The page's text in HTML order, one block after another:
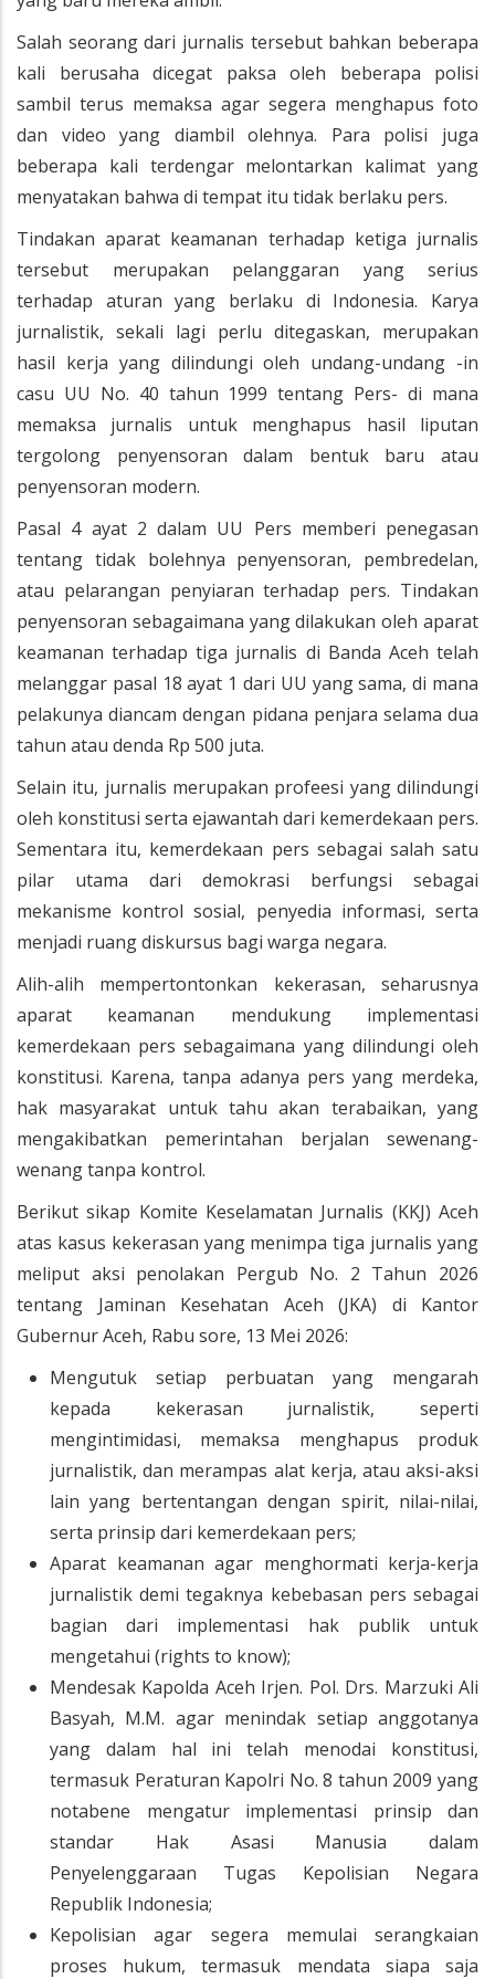
Salah seorang dari jurnalis tersebut bahkan beberapa
kali berusaha dicegat paksa oleh beberapa polisi
sambil terus memaksa agar segera menghapus foto
dan video yang diambil olehnya. Para polisi juga
beberapa kali terdengar melontarkan kalimat yang
menyatakan bahwa di tempat itu tidak berlaku pers.
Tindakan aparat keamanan terhadap ketiga jurnalis
tersebut merupakan pelanggaran yang serius
terhadap aturan yang berlaku di Indonesia. Karya
jurnalistik, sekali lagi perlu ditegaskan, merupakan
hasil kerja yang dilindungi oleh undang-undang -in
casu UU No. 40 tahun 1999 tentang Pers- di mana
memaksa jurnalis untuk menghapus hasil liputan
tergolong penyensoran dalam bentuk baru atau
penyensoran modern.
Pasal 4 ayat 2 dalam UU Pers memberi penegasan
tentang tidak bolehnya penyensoran, pembredelan,
atau pelarangan penyiaran terhadap pers. Tindakan
penyensoran sebagaimana yang dilakukan oleh aparat
keamanan terhadap tiga jurnalis di Banda Aceh telah
melanggar pasal 18 ayat 1 dari UU yang sama, di mana
pelakunya diancam dengan pidana penjara selama dua
tahun atau denda Rp 500 juta.
Selain itu, jurnalis merupakan profeesi yang dilindungi
oleh konstitusi serta ejawantah dari kemerdekaan pers.
Sementara itu, kemerdekaan pers sebagai salah satu
pilar utama dari demokrasi berfungsi sebagai
mekanisme kontrol sosial, penyedia informasi, serta
menjadi ruang diskursus bagi warga negara.
Alih-alih mempertontonkan kekerasan, seharusnya
aparat keamanan mendukung implementasi
kemerdekaan pers sebagaimana yang dilindungi oleh
konstitusi. Karena, tanpa adanya pers yang merdeka,
hak masyarakat untuk tahu akan terabaikan, yang
mengakibatkan pemerintahan berjalan sewenang-
wenang tanpa kontrol.
Berikut sikap Komite Keselamatan Jurnalis (KKJ) Aceh
atas kasus kekerasan yang menimpa tiga jurnalis yang
meliput aksi penolakan Pergub No. 2 Tahun 2026
tentang Jaminan Kesehatan Aceh (JKA) di Kantor
Gubernur Aceh, Rabu sore, 13 Mei 2026:
Mengutuk setiap perbuatan yang mengarah
kepada kekerasan jurnalistik, seperti
mengintimidasi, memaksa menghapus produk
jurnalistik, dan merampas alat kerja, atau aksi-aksi
lain yang bertentangan dengan spirit, nilai-nilai,
serta prinsip dari kemerdekaan pers;
Aparat keamanan agar menghormati kerja-kerja
jurnalistik demi tegaknya kebebasan pers sebagai
bagian dari implementasi hak publik untuk
mengetahui (rights to know);
Mendesak Kapolda Aceh Irjen. Pol. Drs. Marzuki Ali
Basyah, M.M. agar menindak setiap anggotanya
yang dalam hal ini telah menodai konstitusi,
termasuk Peraturan Kapolri No. 8 tahun 2009 yang
notabene mengatur implementasi prinsip dan
standar Hak Asasi Manusia dalam
Penyelenggaraan Tugas Kepolisian Negara
Republik Indonesia;
Kepolisian agar segera memulai serangkaian
proses hukum, termasuk mendata siapa saja